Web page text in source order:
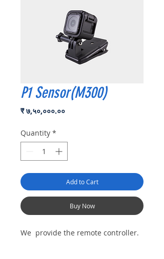
P1 Sensor(M300)
₹ ७,५०,०००.००Price
Quantity *
Add to Cart
Buy Now
We provide the remote controller.